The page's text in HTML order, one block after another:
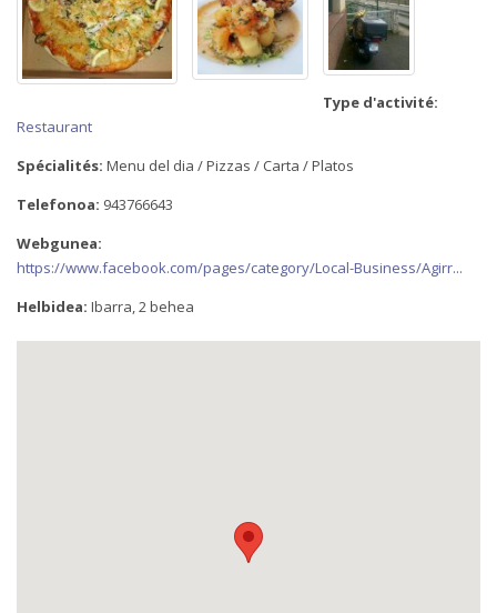
Type d'activité:
Restaurant
Spécialités: Menu del dia / Pizzas / Carta / Platos
Telefonoa: 943766643
Webgunea:
https://www.facebook.com/pages/category/Local-Business/Agirr...
Helbidea: Ibarra, 2 behea